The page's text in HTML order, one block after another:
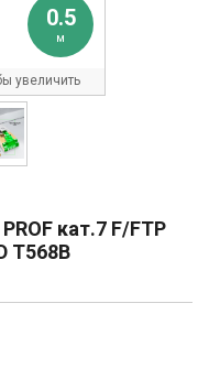
0.5
м
увеличить
кат.7 F/FTP
T568B